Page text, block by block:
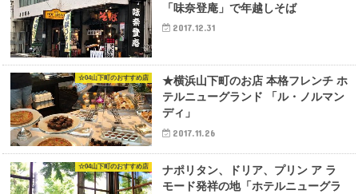
「味奈登庵」で年越しそば
2017.12.31
☆04山下町のおすすめ店
★横浜山下町のお店 本格フレンチ ホ
テルニューグランド 「ル・ノルマン
ディ」
2017.11.26
☆04山下町のおすすめ店
ナポリタン、ドリア、プリン ア ラ
モード発祥の地「ホテルニューグラ